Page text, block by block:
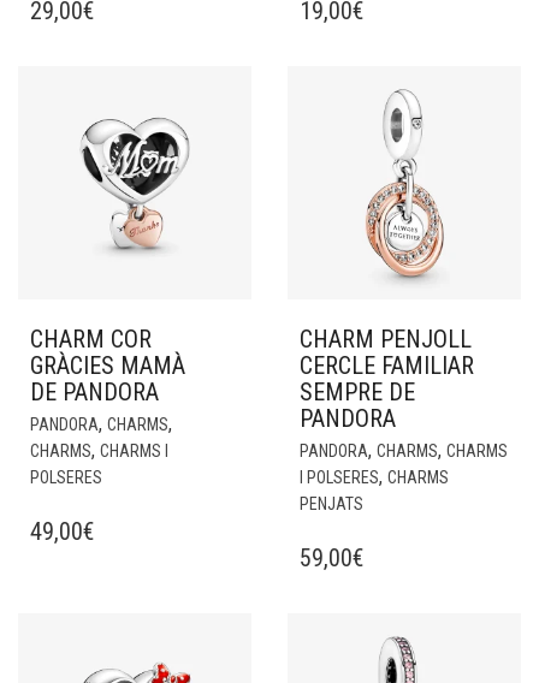
29,00€ 19,00€
CHARM COR
GRÀCIES MAMÀ
DE PANDORA
PANDORA, CHARMS,
CHARMS, CHARMS I
POLSERES
49,00€
CHARM PENJOLL
CERCLE FAMILIAR
SEMPRE DE
PANDORA
PANDORA, CHARMS, CHARMS
I POLSERES, CHARMS
PENJATS
59,00€